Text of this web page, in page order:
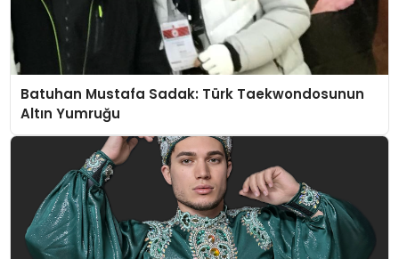
Batuhan Mustafa Sadak: Türk Taekwondosunun
Altın Yumruğu